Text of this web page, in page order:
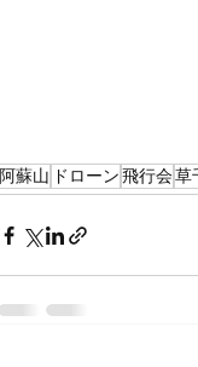
阿蘇山 ドローン飛行会草